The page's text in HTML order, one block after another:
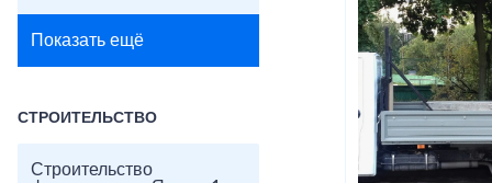
Показать ещё
СТРОИТЕЛЬСТВО
Строительство